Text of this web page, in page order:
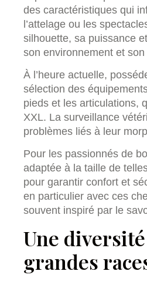
des caractéristiques qui
l’attelage ou les
silhouette, sa puissance
son environnement et
À l’heure actuelle,
sélection des
pieds et les articulations,
XXL. La surveillance
problèmes liés à leur
Pour les passionnés de
adaptée à la taille de
pour garantir confort et
en particulier avec ces
souvent inspiré par le
Une
grandes